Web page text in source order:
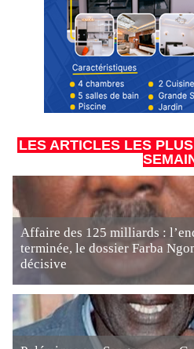
LES ARTICLES LES
Affaire des 125 milliards :
terminée, le dossier Farba
décisive